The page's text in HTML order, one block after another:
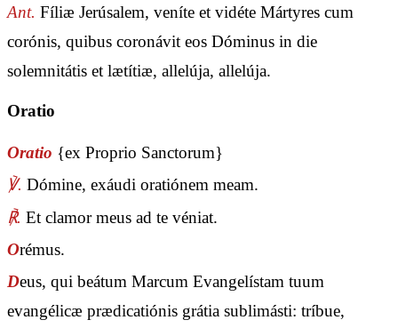
Ant. Fíliæ Jerúsalem, veníte et vidéte Mártyres cum
corónis, quibus coronávit eos Dóminus in die
solemnitátis et lætítiæ, allelúja, allelúja.
Oratio
Oratio {ex Proprio Sanctorum}
℣. Dómine, exáudi oratiónem meam.
℟. Et clamor meus ad te véniat.
Orémus.
Deus, qui beátum Marcum Evangelístam tuum
evangélicæ prædicatiónis grátia sublimásti: tríbue,